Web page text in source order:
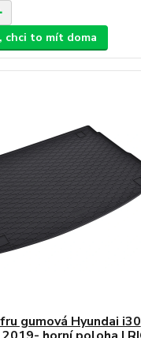
chci to mít doma
gumová Hyundai i30